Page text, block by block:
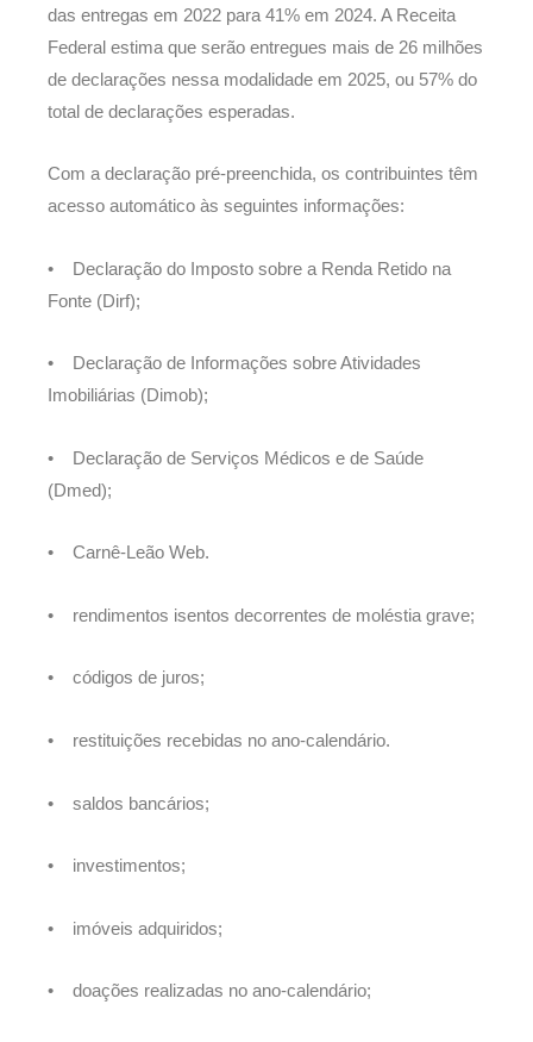
das entregas em 2022 para 41% em 2024. A Receita
Federal estima que serão entregues mais de 26 milhões
de declarações nessa modalidade em 2025, ou 57% do
total de declarações esperadas.
Com a declaração pré-preenchida, os contribuintes têm
acesso automático às seguintes informações:
• Declaração do Imposto sobre a Renda Retido na
Fonte (Dirf);
• Declaração de Informações sobre Atividades
Imobiliárias (Dimob);
• Declaração de Serviços Médicos e de Saúde
(Dmed);
• Carnê-Leão Web.
• rendimentos isentos decorrentes de moléstia grave;
• códigos de juros;
• restituições recebidas no ano-calendário.
• saldos bancários;
• investimentos;
• imóveis adquiridos;
• doações realizadas no ano-calendário;